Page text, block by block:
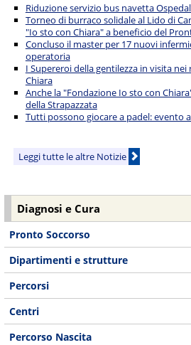
Riduzione servizio bus navetta
Torneo di burraco solidale al Lido di
"Io sto con Chiara" a beneficio del
Concluso il master per 17 nuovi
operatoria
I Supereroi della gentilezza in visita
Chiara
Anche la "Fondazione Io sto con
della Strapazzata
Tutti possono giocare a padel: evento
Leggi tutte le altre Notizie
Diagnosi e Cura
Pronto Soccorso
Dipartimenti e strutture
Percorsi
Centri
Percorso Nascita